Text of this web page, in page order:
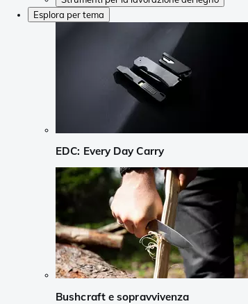
Esplora per tema
EDC: Every Day Carry
Bushcraft e sopravvivenza